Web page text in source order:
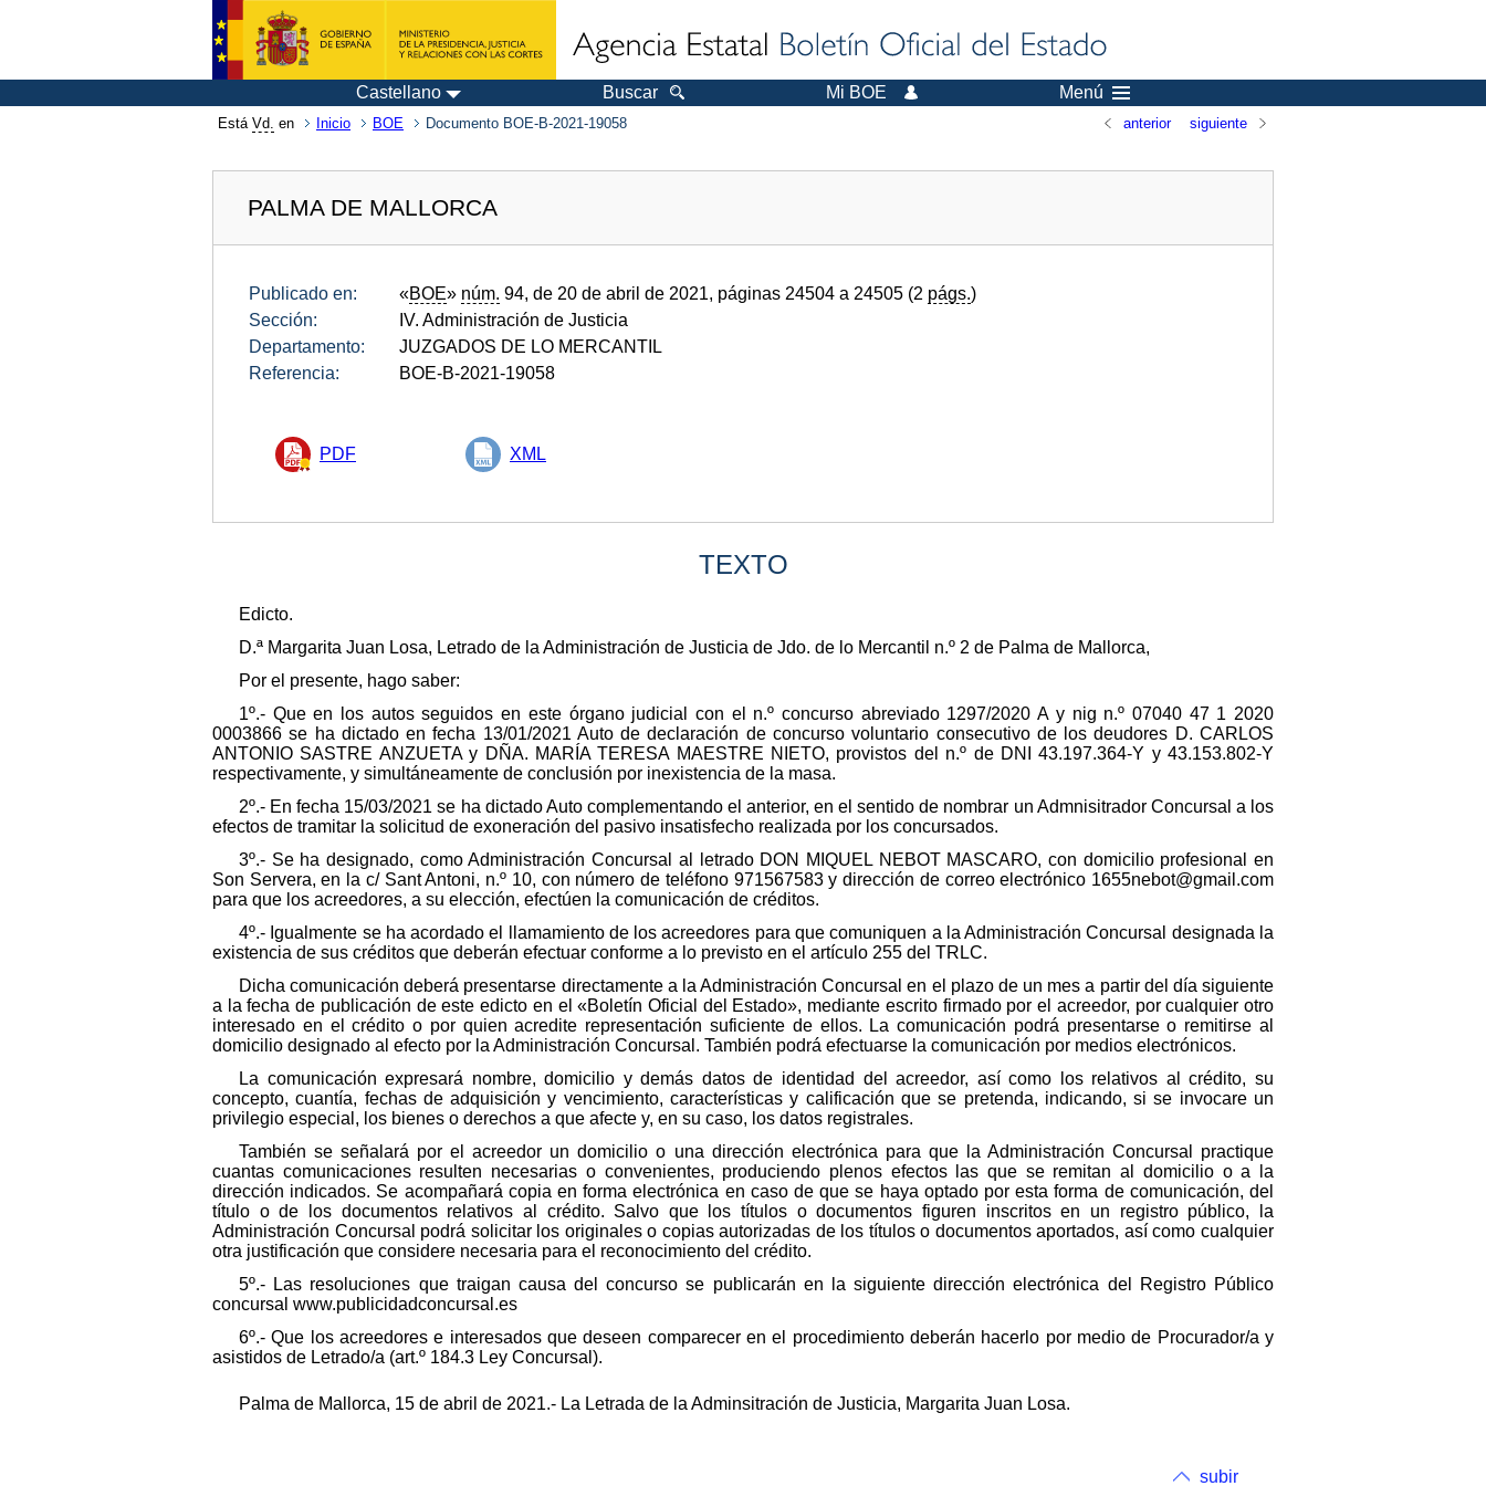
Castellano Buscar Mi BOE Menú
Está Vd. en Inicio BOE Documento BOE-B-2021-19058 anterior siguiente
PALMA DE MALLORCA
Publicado en: «BOE» núm. 94, de 20 de abril de 2021, páginas 24504 a 24505 (2 págs.)
Sección:
IV. Administración de Justicia
Departamento:
JUZGADOS DE LO MERCANTIL
Referencia:
BOE-B-2021-19058
PDF XML
TEXTO
Edicto.
D.ª Margarita Juan Losa, Letrado de la Administración de Justicia de Jdo. de lo Mercantil n.º 2 de Palma de Mallorca,
Por el presente, hago saber:
1º.- Que en los autos seguidos en este órgano judicial con el n.º concurso abreviado 1297/2020 A y nig n.º 07040 47 1 2020
0003866 se ha dictado en fecha 13/01/2021 Auto de declaración de concurso voluntario consecutivo de los deudores D. CARLOS
ANTONIO SASTRE ANZUETA y DÑA. MARÍA TERESA MAESTRE NIETO, provistos del n.º de DNI 43.197.364-Y y 43.153.802-Y
respectivamente, y simultáneamente de conclusión por inexistencia de la masa.
2º.- En fecha 15/03/2021 se ha dictado Auto complementando el anterior, en el sentido de nombrar un Admnisitrador Concursal a los
efectos de tramitar la solicitud de exoneración del pasivo insatisfecho realizada por los concursados.
3º.- Se ha designado, como Administración Concursal al letrado DON MIQUEL NEBOT MASCARO, con domicilio profesional en
Son Servera, en la c/ Sant Antoni, n.º 10, con número de teléfono 971567583 y dirección de correo electrónico 1655nebot@gmail.com
para que los acreedores, a su elección, efectúen la comunicación de créditos.
4º.- Igualmente se ha acordado el llamamiento de los acreedores para que comuniquen a la Administración Concursal designada la
existencia de sus créditos que deberán efectuar conforme a lo previsto en el artículo 255 del TRLC.
Dicha comunicación deberá presentarse directamente a la Administración Concursal en el plazo de un mes a partir del día siguiente
a la fecha de publicación de este edicto en el «Boletín Oficial del Estado», mediante escrito firmado por el acreedor, por cualquier otro
interesado en el crédito o por quien acredite representación suficiente de ellos. La comunicación podrá presentarse o remitirse al
domicilio designado al efecto por la Administración Concursal. También podrá efectuarse la comunicación por medios electrónicos.
La comunicación expresará nombre, domicilio y demás datos de identidad del acreedor, así como los relativos al crédito, su
concepto, cuantía, fechas de adquisición y vencimiento, características y calificación que se pretenda, indicando, si se invocare un
privilegio especial, los bienes o derechos a que afecte y, en su caso, los datos registrales.
También se señalará por el acreedor un domicilio o una dirección electrónica para que la Administración Concursal practique
cuantas comunicaciones resulten necesarias o convenientes, produciendo plenos efectos las que se remitan al domicilio o a la
dirección indicados. Se acompañará copia en forma electrónica en caso de que se haya optado por esta forma de comunicación, del
título o de los documentos relativos al crédito. Salvo que los títulos o documentos figuren inscritos en un registro público, la
Administración Concursal podrá solicitar los originales o copias autorizadas de los títulos o documentos aportados, así como cualquier
otra justificación que considere necesaria para el reconocimiento del crédito.
5º.- Las resoluciones que traigan causa del concurso se publicarán en la siguiente dirección electrónica del Registro Público
concursal www.publicidadconcursal.es
6º.- Que los acreedores e interesados que deseen comparecer en el procedimiento deberán hacerlo por medio de Procurador/a y
asistidos de Letrado/a (art.º 184.3 Ley Concursal).
Palma de Mallorca, 15 de abril de 2021.- La Letrada de la Adminsitración de Justicia, Margarita Juan Losa.
subir